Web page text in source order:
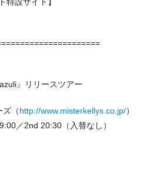
』リリースツアー
ズ（http://www.misterkellys.co.jp/）
／2nd 20:30（入替なし）